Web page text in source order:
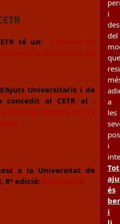
té un: Conveni de
Autònoma de
Universitaris i de
concedit al CETR el :
Grup de recerca per la
a la Universitat de
8ª edició: Informació
i
del
que
a
les
i
Tot
és
i